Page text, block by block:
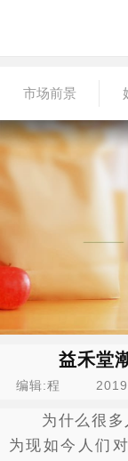
市场前景
益禾堂
编辑:程
为什么很多人
为现如今人们